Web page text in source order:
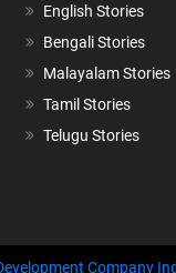
English Stories
Bengali Stories
Malayalam Stories
Tamil Stories
Telugu Stories
Company